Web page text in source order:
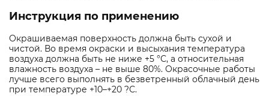
Инструкция по применению
Окрашиваемая поверхность должна быть сухой и
чистой. Во время окраски и высыхания температура
воздуха должна быть не ниже +5 °С, а относительная
влажность воздуха – не выше 80%. Окрасочные работы
лучше всего выполнять в безветренный облачный день
при температуре +10–+20 ?С.